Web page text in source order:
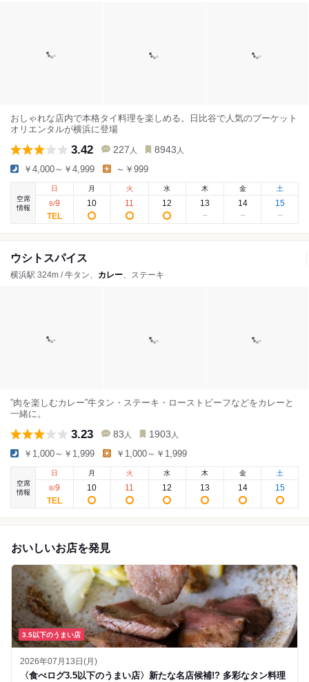
おしゃれな店内で本格タイ料理を楽しめる。日比谷で人気のプーケット
オリエンタルが横浜に登場
3.42 227 人 8943 人
￥4,000～￥4,999 ～￥999
空席
情報
日
8/9
月
10
火
11
水
12
木
13
金
14
土
15
ウシトスパイス
横浜駅 324m / 牛タン、 カレー、ステーキ
”肉を楽しむカレー”牛タン・ステーキ・ローストビーフなどをカレーと
一緒に。
3.23 83 人 1903 人
￥1,000～￥1,999 ￥1,000～￥1,999
空席
情報
日
8/9
月
10
火
11
水
12
木
13
金
14
土
15
おいしいお店を発見
3.5以下のうまい店
2026年07月13日(月)
〈食べログ3.5以下のうまい店〉新たな名店候補!? 多彩なタン料理